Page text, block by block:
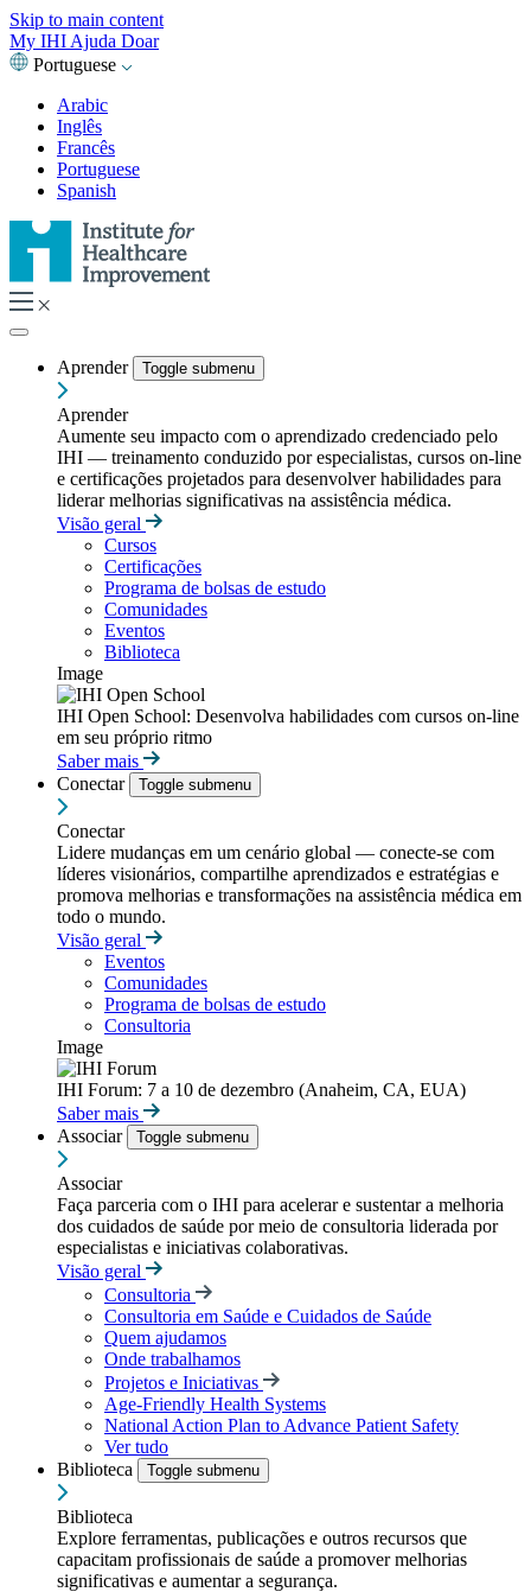
Skip to main content
My IHI Ajuda Doar
Portuguese
Arabic
Inglês
Francês
Portuguese
Spanish
Aprender Toggle submenu
Aprender
Aumente seu impacto com o aprendizado credenciado pelo
IHI — treinamento conduzido por especialistas, cursos on-line
e certificações projetados para desenvolver habilidades para
liderar melhorias significativas na assistência médica.
Visão geral
Cursos
Certificações
Programa de bolsas de estudo
Comunidades
Eventos
Biblioteca
Image
IHI Open School: Desenvolva habilidades com cursos on-line
em seu próprio ritmo
Saber mais
Conectar
Toggle submenu
Conectar
Lidere mudanças em um cenário global — conecte-se com
líderes visionários, compartilhe aprendizados e estratégias e
promova melhorias e transformações na assistência médica em
todo o mundo.
Visão geral
Eventos
Comunidades
Programa de bolsas de estudo
Consultoria
Image
IHI Forum: 7 a 10 de dezembro (Anaheim, CA, EUA)
Saber mais
Associar
Toggle submenu
Associar
Faça parceria com o IHI para acelerar e sustentar a melhoria
dos cuidados de saúde por meio de consultoria liderada por
especialistas e iniciativas colaborativas.
Visão geral
Consultoria
Consultoria em Saúde e Cuidados de Saúde
Quem ajudamos
Onde trabalhamos
Projetos e Iniciativas
Age-Friendly Health Systems
National Action Plan to Advance Patient Safety
Ver tudo
Biblioteca
Toggle submenu
Biblioteca
Explore ferramentas, publicações e outros recursos que
capacitam profissionais de saúde a promover melhorias
significativas e aumentar a segurança.